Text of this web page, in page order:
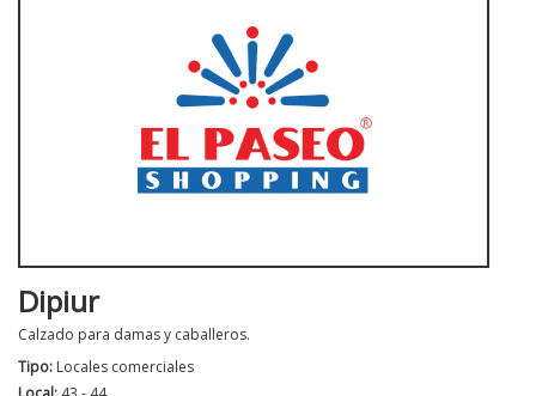
Dipiur
Calzado para damas y caballeros.
Tipo: Locales comerciales